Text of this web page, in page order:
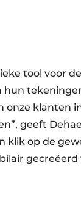
tool voor
onze klanten
geeft
klik op de
gecreëerd